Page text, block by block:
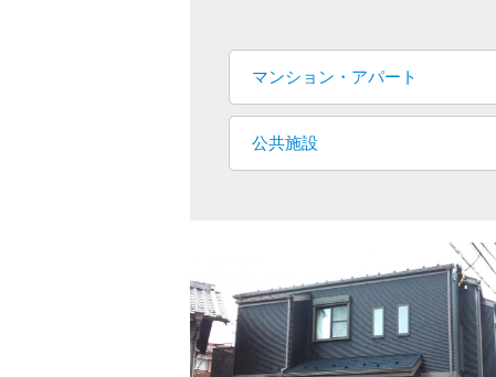
マンション・アパート
公共施設